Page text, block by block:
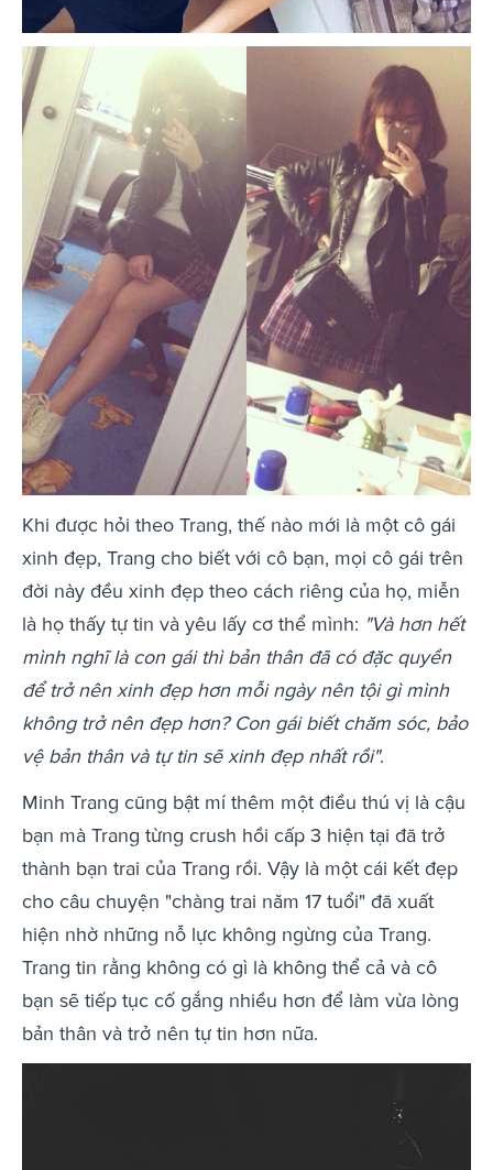
Khi được hỏi theo Trang, thế nào mới là một cô gái
xinh đẹp, Trang cho biết với cô bạn, mọi cô gái trên
đời này đều xinh đẹp theo cách riêng của họ, miễn
là họ thấy tự tin và yêu lấy cơ thể mình: "Và hơn hết
mình nghĩ là con gái thì bản thân đã có đặc quyền
để trở nên xinh đẹp hơn mỗi ngày nên tội gì mình
không trở nên đẹp hơn? Con gái biết chăm sóc, bảo
vệ bản thân và tự tin sẽ xinh đẹp nhất rồi".
Minh Trang cũng bật mí thêm một điều thú vị là cậu
bạn mà Trang từng crush hồi cấp 3 hiện tại đã trở
thành bạn trai của Trang rồi. Vậy là một cái kết đẹp
cho câu chuyện "chàng trai năm 17 tuổi" đã xuất
hiện nhờ những nỗ lực không ngừng của Trang.
Trang tin rằng không có gì là không thể cả và cô
bạn sẽ tiếp tục cố gắng nhiều hơn để làm vừa lòng
bản thân và trở nên tự tin hơn nữa.